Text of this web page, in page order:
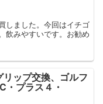
しました。今回はイチゴ
飲みやすいです。お勧め
リップ交換、ゴルフ
・プラス４・